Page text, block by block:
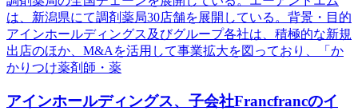
は、新潟県にて調剤薬局30店舗を展開している。背景・目的
アインホールディングス及びグループ各社は、積極的な新規
出店のほか、M&Aを活用して事業拡大を図っており、「か
かりつけ薬剤師・薬
アインホールディングス、子会社Francfrancのイ